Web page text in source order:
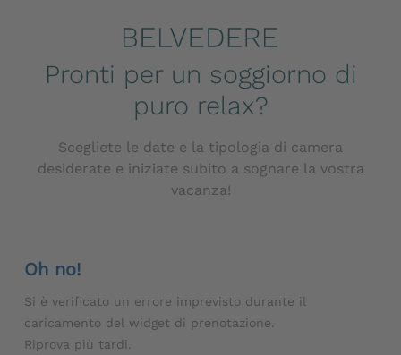
Pronti per un soggiorno di
puro relax?
Scegliete le date e la tipologia di camera
desiderate e iniziate subito a sognare la vostra
vacanza!
Oh no!
Si è verificato un errore imprevisto durante il
caricamento del widget di prenotazione.
Riprova più tardi.